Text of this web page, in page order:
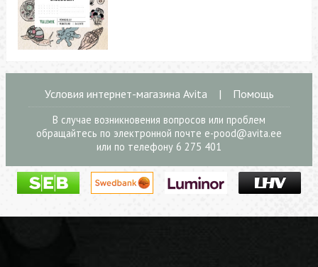
Условия интернет-магазина Avita | Помощь
В случае возникновения вопросов или проблем
обращайтесь по электронной почте e-pood@avita.ee
или по телефону 6 275 401